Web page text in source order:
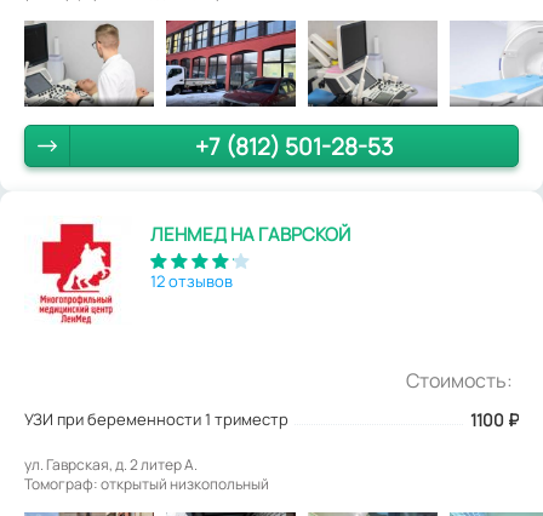
+7 (812) 501-28-53
ЛЕНМЕД НА ГАВРСКОЙ
12 отзывов
Стоимость:
УЗИ при беременности 1 триместр 1100 ₽
ул. Гаврская, д. 2 литер А.
Томограф: открытый низкопольный